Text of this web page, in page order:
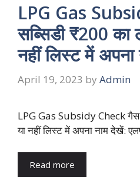
LPG Gas
सब्सिडी ₹200 का
नहीं लिस्ट में
April 19, 2023 by Admin
LPG Gas Subsidy Check गैस
या नहीं लिस्ट में अपना नाम देखें:
Read more